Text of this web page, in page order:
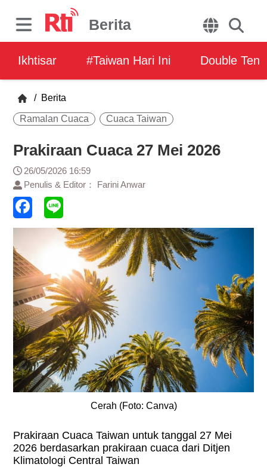
Berita
Ikhtisar #Taiwan Hari Ini Double Ten
/ Berita
Ramalan Cuaca Cuaca Taiwan
Prakiraan Cuaca 27 Mei 2026
26/05/2026 16:59
Penulis & Editor： Farini Anwar
Cerah (Foto: Canva)
Prakiraan Cuaca Taiwan untuk tanggal 27 Mei
2026 berdasarkan prakiraan cuaca dari Ditjen
Klimatologi Central Taiwan